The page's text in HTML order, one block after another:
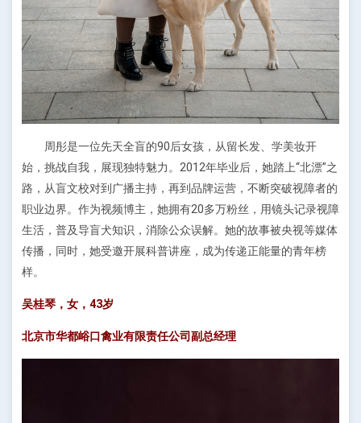
周彤是一位先天全盲的90后女孩，从留长发、学美妆开
始，挑战自我，展现独特魅力。2012年毕业后，她踏上“北漂”之
路，从盲文校对到广播主持，再到品牌运营，不断突破视障者的
职业边界。作为视频博主，她拥有20多万粉丝，用镜头记录视障
生活，普及导盲犬知识，消除公众误解。她的故事被央视等媒体
传播，同时，她受邀开展科普讲座，成为传递正能量的青年榜
样。
吴桂琴，女，43岁
北京市华都峪口禽业有限责任公司副总经理